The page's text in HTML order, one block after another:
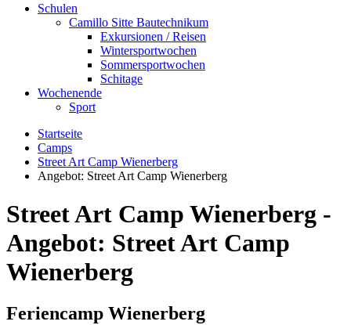
Schulen
Camillo Sitte Bautechnikum
Exkursionen / Reisen
Wintersportwochen
Sommersportwochen
Schitage
Wochenende
Sport
Startseite
Camps
Street Art Camp Wienerberg
Angebot: Street Art Camp Wienerberg
Street Art Camp Wienerberg -
Angebot: Street Art Camp
Wienerberg
Feriencamp Wienerberg